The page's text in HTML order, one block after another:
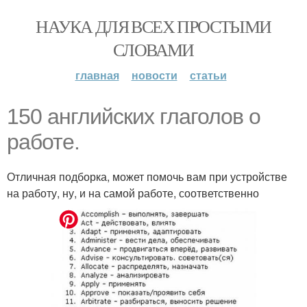
НАУКА ДЛЯ ВСЕХ ПРОСТЫМИ
СЛОВАМИ
главная новости статьи
150 английских глаголов о
работе.
Отличная подборка, может помочь вам при устройстве
на работу, ну, и на самой работе, соответственно